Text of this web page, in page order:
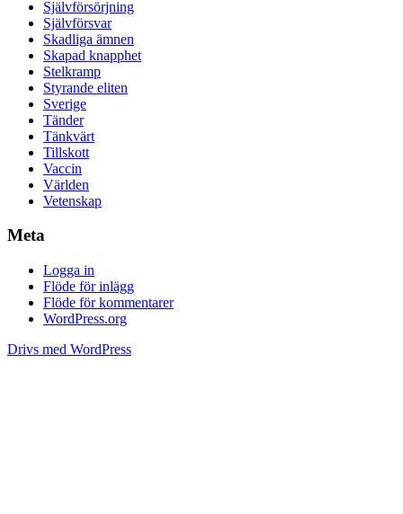
Självförsörjning
Självförsvar
Skadliga ämnen
Skapad knapphet
Stelkramp
Styrande eliten
Sverige
Tänder
Tänkvärt
Tillskott
Vaccin
Världen
Vetenskap
Meta
Logga in
Flöde för inlägg
Flöde för kommentarer
WordPress.org
Drivs med WordPress